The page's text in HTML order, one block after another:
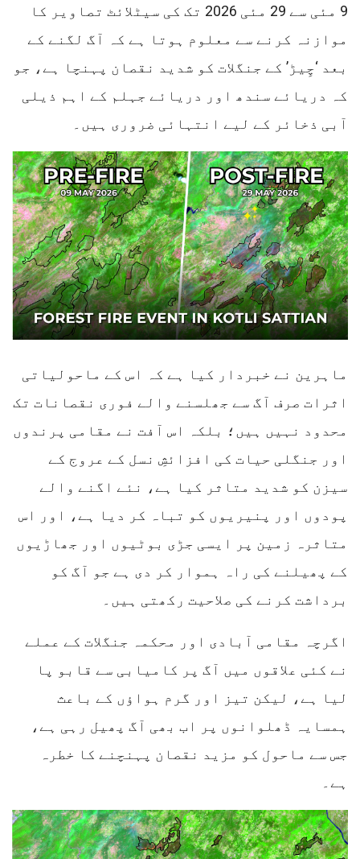
9 مئی سے 29 مئی 2026 تک کی سیٹلائٹ تصاویر کا
موازنہ کرنے سے معلوم ہوتا ہے کہ آگ لگنے کے
بعد ‘چِیڑ’ کے جنگلات کو شدید نقصان پہنچا ہے، جو
کہ دریائے سندھ اور دریائے جہلم کے اہم ذیلی
آبی ذخائر کے لیے انتہائی ضروری ہیں۔
ماہرین نے خبردار کیا ہے کہ اس کے ماحولیاتی
اثرات صرف آگ سے جھلسنے والے فوری نقصانات تک
محدود نہیں ہیں؛ بلکہ اس آفت نے مقامی پرندوں
اور جنگلی حیات کی افزائشِ نسل کے عروج کے
سیزن کو شدید متاثر کیا ہے، نئے اگنے والے
پودوں اور پنیریوں کو تباہ کر دیا ہے، اور اس
متاثرہ زمین پر ایسی جڑی بوٹیوں اور جھاڑیوں
کے پھیلنے کی راہ ہموار کر دی ہے جو آگ کو
برداشت کرنے کی صلاحیت رکھتی ہیں۔
اگرچہ مقامی آبادی اور محکمہ جنگلات کے عملے
نے کئی علاقوں میں آگ پر کامیابی سے قابو پا
لیا ہے، لیکن تیز اور گرم ہواؤں کے باعث
ہمسایہ ڈھلوانوں پر اب بھی آگ پھیل رہی ہے،
جس سے ماحول کو مزید نقصان پہنچنے کا خطرہ
ہے۔